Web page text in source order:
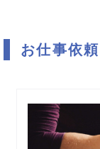
お仕事依